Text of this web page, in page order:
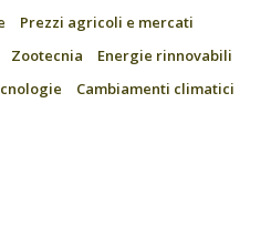
Prezzi agricoli e mercati
Zootecnia
Energie rinnovabili
Cambiamenti climatici